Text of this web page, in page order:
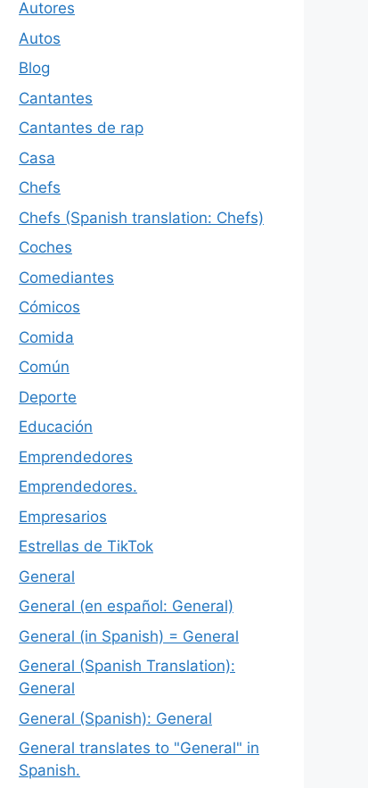
Autores
Autos
Blog
Cantantes
Cantantes de rap
Casa
Chefs
Chefs (Spanish translation: Chefs)
Coches
Comediantes
Cómicos
Comida
Común
Deporte
Educación
Emprendedores
Emprendedores.
Empresarios
Estrellas de TikTok
General
General (en español: General)
General (in Spanish) = General
General (Spanish Translation):
General
General (Spanish): General
General translates to "General" in
Spanish.